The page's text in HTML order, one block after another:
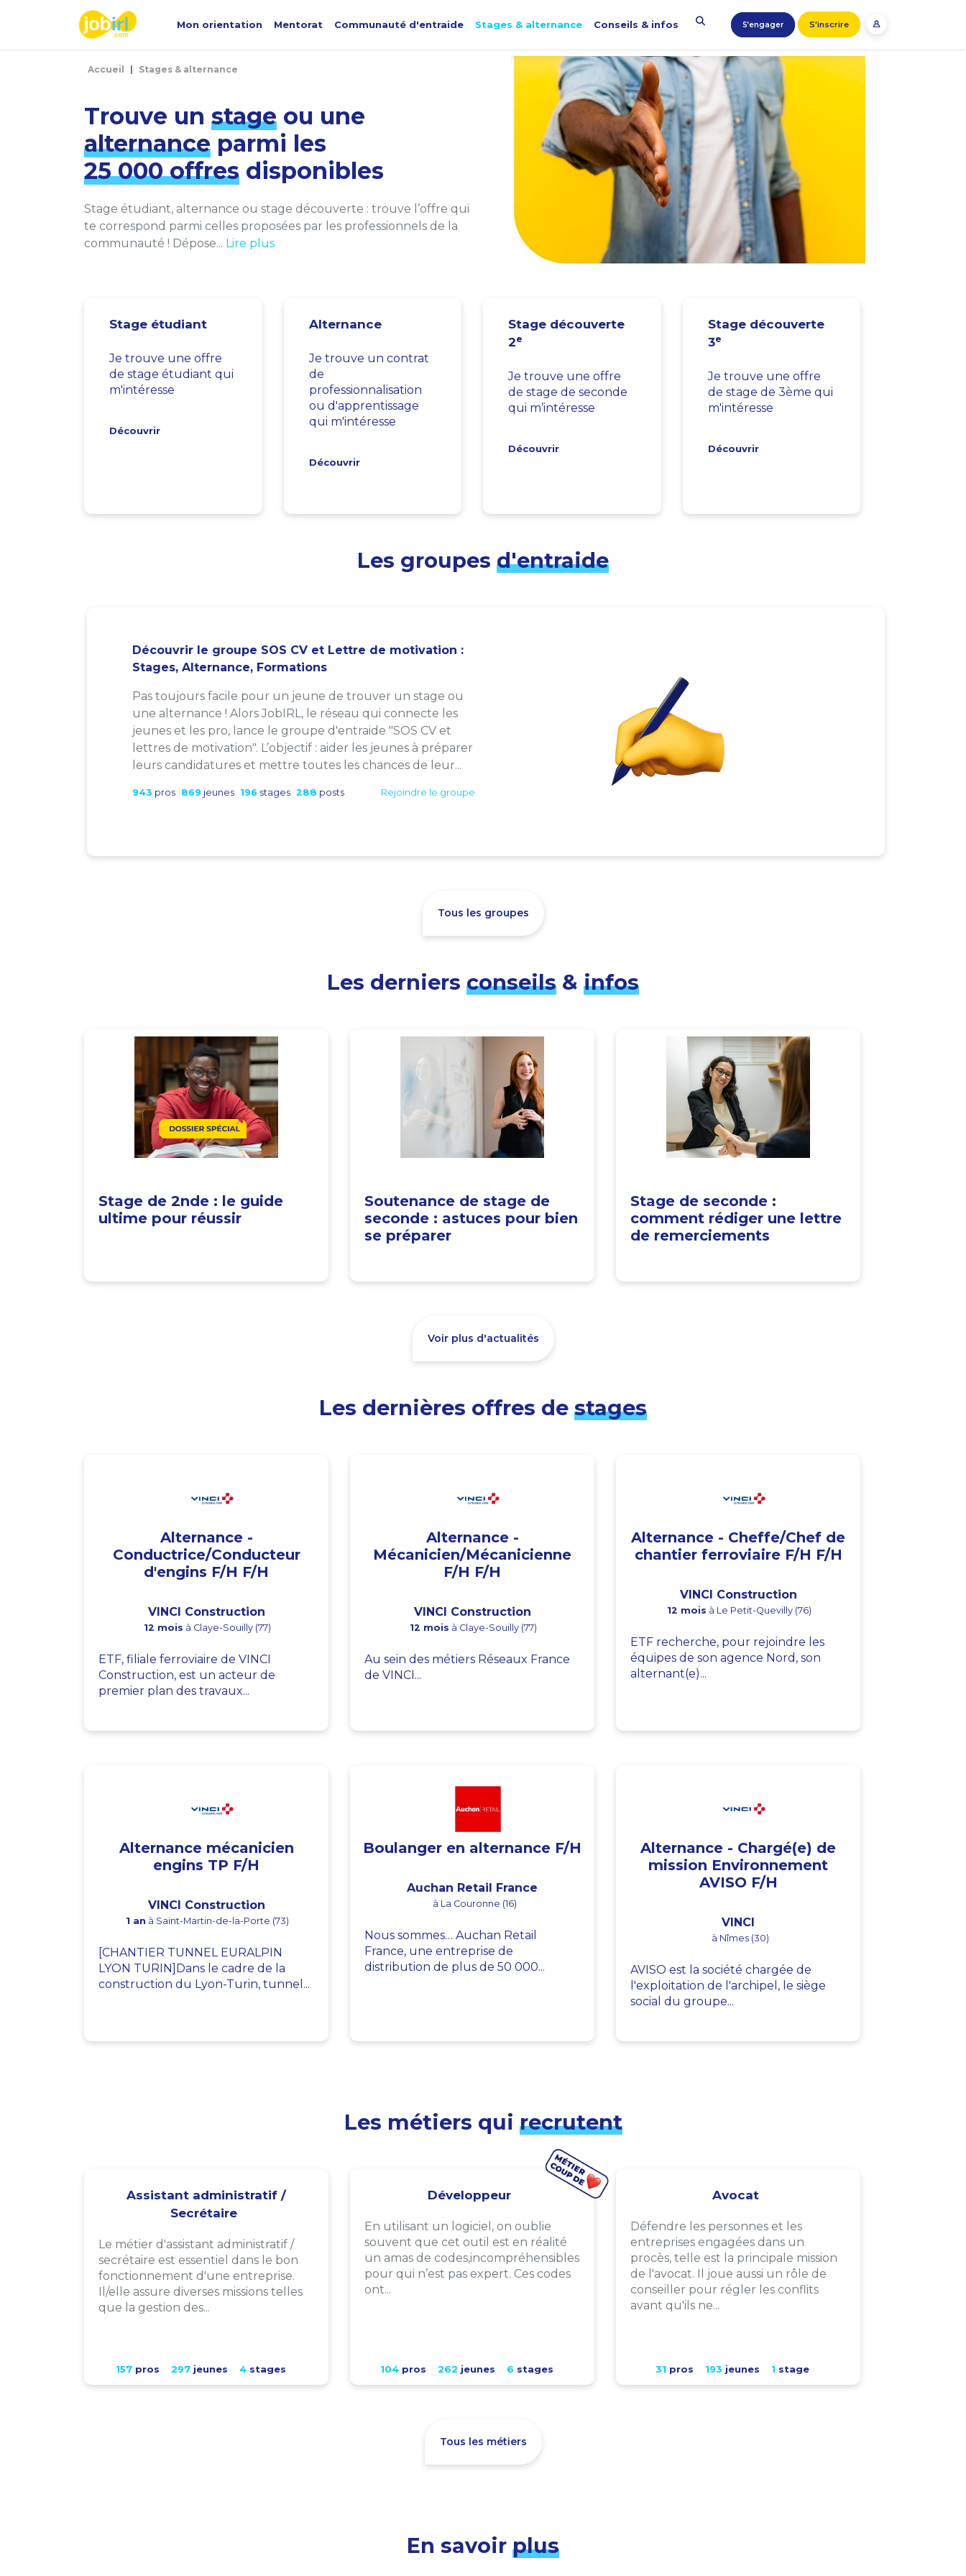
Mon orientation Mentorat Communauté d'entraide Stages & alternance Conseils & infos S’engager S'inscrire
Accueil Stages & alternance
Trouve un stage ou une
alternance parmi les
25 000 offres disponibles
Stage étudiant, alternance ou stage découverte : trouve l’offre qui
te correspond parmi celles proposées par les professionnels de la
communauté ! Dépose... Lire plus
Stage étudiant
Je trouve une offre
de stage étudiant qui
m'intéresse
Découvrir
Alternance
Je trouve un contrat
de
professionnalisation
ou d'apprentissage
qui m'intéresse
Découvrir
Stage découverte
2e
Je trouve une offre
de stage de seconde
qui m’intéresse
Découvrir
Stage découverte
3e
Je trouve une offre
de stage de 3ème qui
m'intéresse
Découvrir
Les groupes d'entraide
Découvrir le groupe SOS CV et Lettre de motivation :
Stages, Alternance, Formations
Pas toujours facile pour un jeune de trouver un stage ou
une alternance ! Alors JobIRL, le réseau qui connecte les
jeunes et les pro, lance le groupe d'entraide "SOS CV et
lettres de motivation". L’objectif : aider les jeunes à préparer
leurs candidatures et mettre toutes les chances de leur...
943 pros 869 jeunes 196 stages 288 posts Rejoindre le groupe
Tous les groupes
Les derniers conseils & infos
Stage de 2nde : le guide
ultime pour réussir
Soutenance de stage de
seconde : astuces pour bien
se préparer
Stage de seconde :
comment rédiger une lettre
de remerciements
Voir plus d'actualités
Les dernières offres de stages
Alternance -
Conductrice/Conducteur
d'engins F/H F/H
VINCI Construction
12 mois à Claye-Souilly (77)
ETF, filiale ferroviaire de VINCI
Construction, est un acteur de
premier plan des travaux...
Alternance -
Mécanicien/Mécanicienne
F/H F/H
VINCI Construction
12 mois à Claye-Souilly (77)
Au sein des métiers Réseaux France
de VINCI...
Alternance - Cheffe/Chef de
chantier ferroviaire F/H F/H
VINCI Construction
12 mois à Le Petit-Quevilly (76)
ETF recherche, pour rejoindre les
équipes de son agence Nord, son
alternant(e)...
Alternance mécanicien
engins TP F/H
VINCI Construction
1 an à Saint-Martin-de-la-Porte (73)
[CHANTIER TUNNEL EURALPIN
LYON TURIN]Dans le cadre de la
construction du Lyon-Turin, tunnel...
Boulanger en alternance F/H
Auchan Retail France
à La Couronne (16)
Nous sommes… Auchan Retail
France, une entreprise de
distribution de plus de 50 000...
Alternance - Chargé(e) de
mission Environnement
AVISO F/H
VINCI
à Nîmes (30)
AVISO est la société chargée de
l'exploitation de l'archipel, le siège
social du groupe...
Les métiers qui recrutent
Assistant administratif /
Secrétaire
Le métier d'assistant administratif /
secrétaire est essentiel dans le bon
fonctionnement d'une entreprise.
Il/elle assure diverses missions telles
que la gestion des...
157pros 297jeunes 4stages
Développeur
En utilisant un logiciel, on oublie
souvent que cet outil est en réalité
un amas de codes,incompréhensibles
pour qui n’est pas expert. Ces codes
ont...
104pros 262 jeunes 6 stages
Avocat
Défendre les personnes et les
entreprises engagées dans un
procès, telle est la principale mission
de l'avocat. Il joue aussi un rôle de
conseiller pour régler les conflits
avant qu'ils ne...
31 pros 193 jeunes 1 stage
Tous les métiers
En savoir plus
Panneau de gestion des cookies